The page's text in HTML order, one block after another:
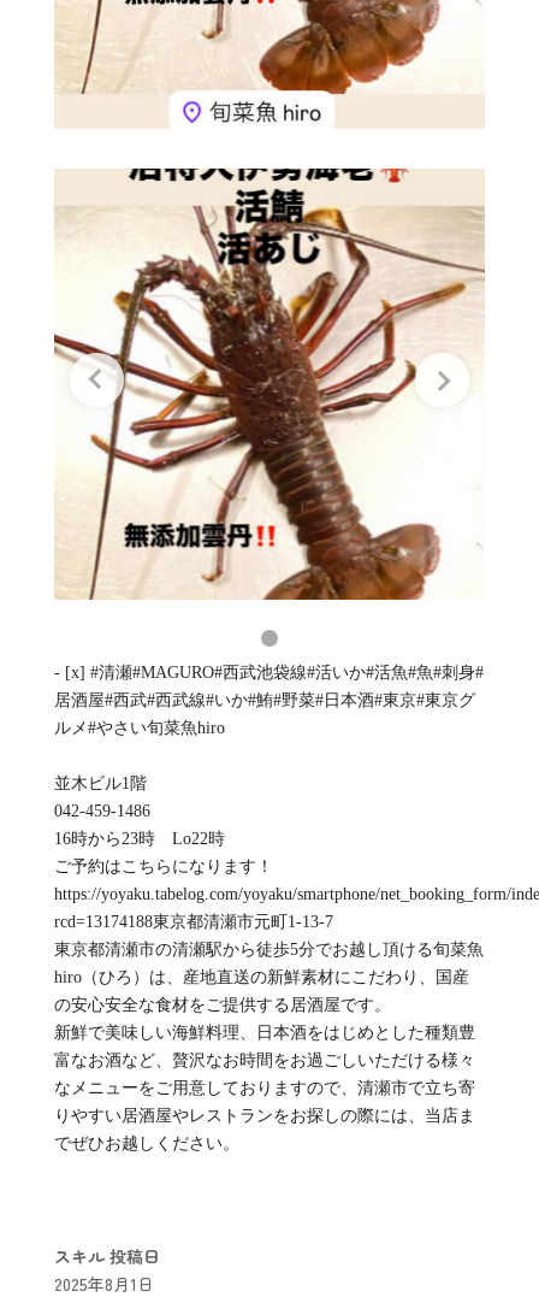
- [x] #清瀬#MAGURO#西武池袋線#活いか#活魚#魚#刺身#
居酒屋#西武#西武線#いか#鮪#野菜#日本酒#東京#東京グ
ルメ#やさい旬菜魚hiro
並木ビル1階
042-459-1486
16時から23時 Lo22時
ご予約はこちらになります！
https://yoyaku.tabelog.com/yoyaku/smartphone/net_booking_form/
rcd=13174188東京都清瀬市元町1-13-7
東京都清瀬市の清瀬駅から徒歩5分でお越し頂ける旬菜魚
hiro（ひろ）は、産地直送の新鮮素材にこだわり、国産
の安心安全な食材をご提供する居酒屋です。
新鮮で美味しい海鮮料理、日本酒をはじめとした種類豊
富なお酒など、贅沢なお時間をお過ごしいただける様々
なメニューをご用意しておりますので、清瀬市で立ち寄
りやすい居酒屋やレストランをお探しの際には、当店ま
でぜひお越しください。
スキル 投稿日
2025年8月1日